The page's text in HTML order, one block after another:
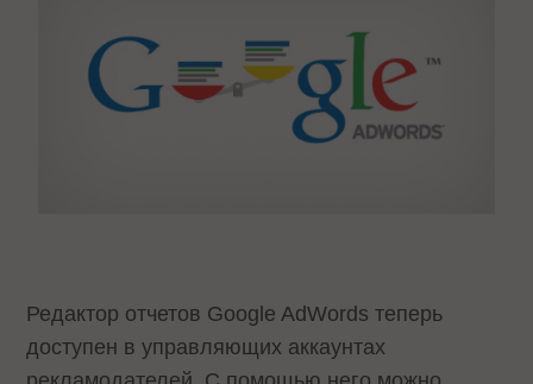
Редактор отчетов Google AdWords теперь
доступен в управляющих аккаунтах